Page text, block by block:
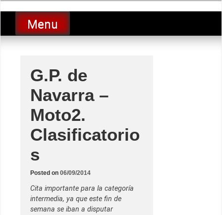
to
contentLucio Lopez GP
luciolopezgp
Menu
G.P. de
Navarra –
Moto2.
Clasificatorio
s
Posted on 06/09/2014
Cita importante para la categoría
intermedia, ya que este fin de
semana se iban a disputar